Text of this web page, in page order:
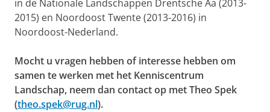
in de Nationale Landschappen Drentsche Aa (2013-
2015) en Noordoost Twente (2013-2016) in
Noordoost-Nederland.
Mocht u vragen hebben of interesse hebben om
samen te werken met het Kenniscentrum
Landschap, neem dan contact op met Theo Spek
(theo.spek@rug.nl).